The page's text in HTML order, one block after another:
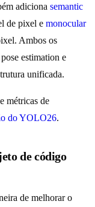
adiciona semantic
de pixel e monocular
Ambos os
estimation e
unificada.
métricas de
do YOLO26.
de código
de melhorar o